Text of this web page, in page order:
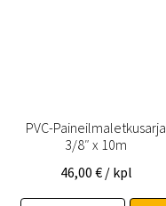
PVC-Paineilmaletkusarja
3/8″ x 10m
46,00 € / kpl